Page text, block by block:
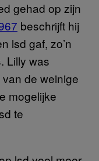
gehad op zijn
beschrijft hij
lsd gaf, zo’n
Lilly was
de weinige
mogelijke
te